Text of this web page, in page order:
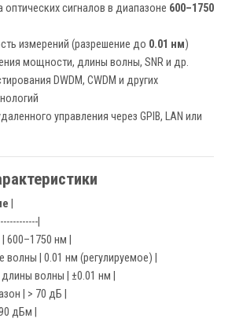
оптических сигналов в диапазоне 600–1750
измерений (разрешение до 0.01 нм)
мощности, длины волны, SNR и др.
DWDM, CWDM и других
управления через GPIB, LAN или
|
600–1750 нм |
волны | 0.01 нм (регулируемое) |
волны | ±0.01 нм |
| > 70 дБ |
дБм |